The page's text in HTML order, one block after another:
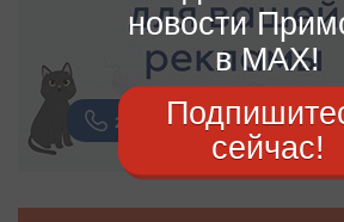
новости
в MAX!
сейчас!